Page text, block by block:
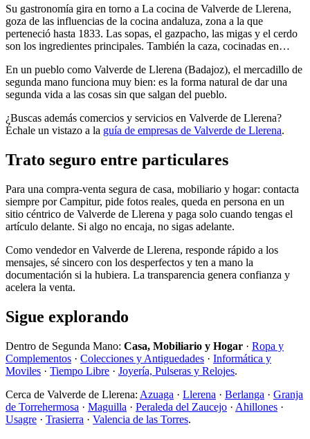
Su gastronomía gira en torno a La cocina de Valverde de Llerena,
goza de las influencias de la cocina andaluza, zona a la que
perteneció hasta 1833. Las sopas, el gazpacho, las migas y el cerdo
son los ingredientes principales. También la caza, cocinadas en…
En un pueblo como Valverde de Llerena (Badajoz), el mercadillo de
segunda mano funciona muy bien: es la forma natural de dar una
segunda vida a las cosas sin que salgan del pueblo.
¿Buscas además comercios y servicios en Valverde de Llerena?
Échale un vistazo a la guía de empresas de Valverde de Llerena.
Trato seguro entre particulares
Para una compra-venta segura de casa, mobiliario y hogar: contacta
siempre por Campitur, pide fotos reales, queda en persona en un
sitio céntrico de Valverde de Llerena y paga solo cuando tengas el
artículo delante. Si algo no encaja, no sigas adelante.
Como vendedor en Valverde de Llerena, responde rápido a los
mensajes, sé sincero con los desperfectos y ten a mano la
documentación si la hubiera. La transparencia genera confianza y
acelera la venta.
Sigue explorando
Dentro de Segunda Mano: Casa, Mobiliario y Hogar · Ropa y
Complementos · Colecciones y Antiguedades · Informática y
Moviles · Tiempo Libre · Joyería, Pulseras y Relojes.
Cerca de Valverde de Llerena: Azuaga · Llerena · Berlanga · Granja
de Torrehermosa · Maguilla · Peraleda del Zaucejo · Ahillones ·
Usagre · Trasierra · Valencia de las Torres.